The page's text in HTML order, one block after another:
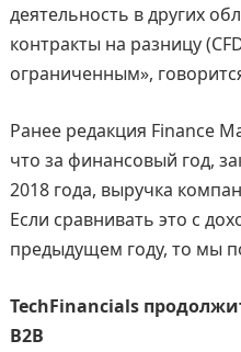
деятельность в других
контракты на разницу
ограниченным»,
Ранее редакция Finance
что за финансовый год,
2018 года, выручка
Если сравнивать это с
предыдущем году, то мы
TechFinancials
B2B